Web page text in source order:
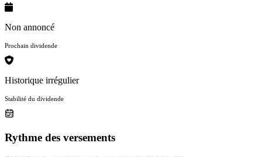
Non annoncé
Prochain dividende
Historique irrégulier
Stabilité du dividende
Rythme des versements